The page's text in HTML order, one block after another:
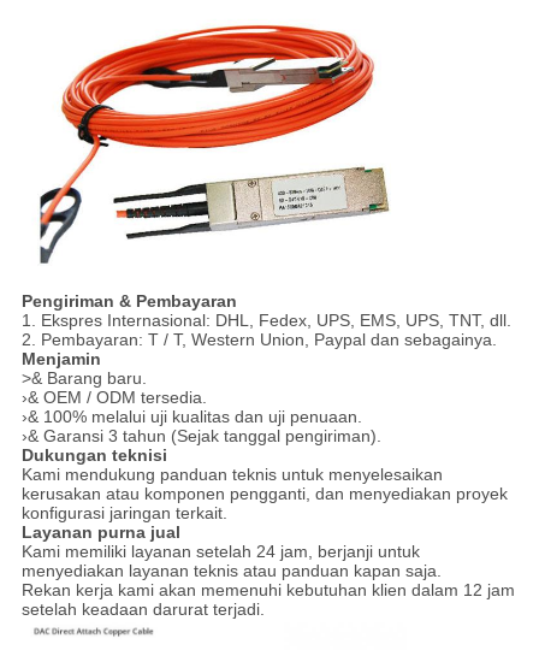
Pengiriman & Pembayaran
1. Ekspres Internasional: DHL, Fedex, UPS, EMS, UPS, TNT, dll.
2. Pembayaran: T / T, Western Union, Paypal dan sebagainya.
Menjamin
>& Barang baru.
›& OEM / ODM tersedia.
›& 100% melalui uji kualitas dan uji penuaan.
›& Garansi 3 tahun (Sejak tanggal pengiriman).
Dukungan teknisi
Kami mendukung panduan teknis untuk menyelesaikan
kerusakan atau komponen pengganti, dan menyediakan proyek
konfigurasi jaringan terkait.
Layanan purna jual
Kami memiliki layanan setelah 24 jam, berjanji untuk
menyediakan layanan teknis atau panduan kapan saja.
Rekan kerja kami akan memenuhi kebutuhan klien dalam 12 jam
setelah keadaan darurat terjadi.